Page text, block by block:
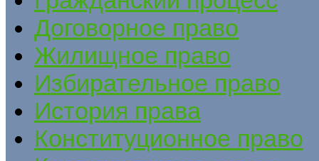
Договорное право
Жилищное право
Избирательное право
История права
Конституционное право